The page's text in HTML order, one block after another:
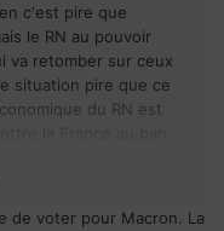
c'est pire que
le RN au pouvoir
va retomber sur ceux
situation pire que ce
du RN est
de voter pour Macron. La